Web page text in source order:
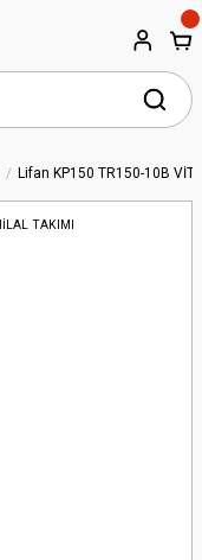
Lifan KP150 TR150-10B